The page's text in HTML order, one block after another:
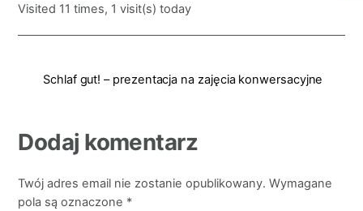
Visited 11 times, 1 visit(s) today
Schlaf gut! – prezentacja na zajęcia konwersacyjne
Dodaj komentarz
Twój adres email nie zostanie opublikowany. Wymagane
pola są oznaczone *